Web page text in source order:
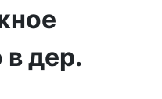
в дер.